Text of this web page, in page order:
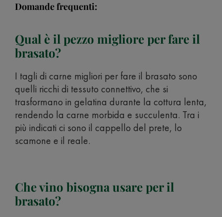
Domande frequenti:
Qual è il pezzo migliore per fare il
brasato?
I tagli di carne migliori per fare il brasato sono
quelli ricchi di tessuto connettivo, che si
trasformano in gelatina durante la cottura lenta,
rendendo la carne morbida e succulenta. Tra i
più indicati ci sono il cappello del prete, lo
scamone e il reale.
Che vino bisogna usare per il
brasato?